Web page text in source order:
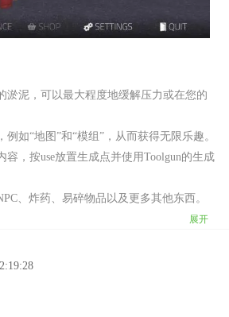
淤泥，可以最大程度地缓解压力或在您的
如“地图”和“模组”，从而获得无限乐趣。
容，按use放置生成点并使用Toolgun的生成
、炸药、易碎物品以及更多其他东西。
展开